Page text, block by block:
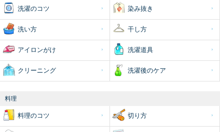
洗濯のコツ 染み抜き
洗い方 干し方
アイロンがけ 洗濯道具
クリーニング 洗濯後のケア
料理
料理のコツ 切り方